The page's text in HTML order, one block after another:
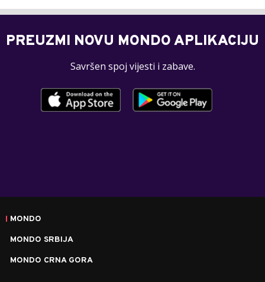
PREUZMI NOVU MONDO APLIKACIJU
Savršen spoj vijesti i zabave.
MONDO
MONDO SRBIJA
MONDO CRNA GORA